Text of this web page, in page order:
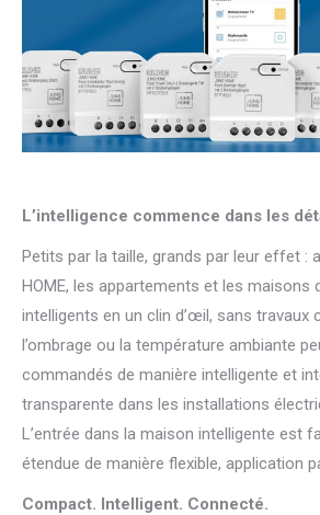
L’intelligence commence dans les
Petits par la taille, grands par leur effet :
HOME, les appartements et les maisons
intelligents en un clin d’œil, sans travaux
l’ombrage ou la température ambiante
commandés de manière intelligente et
transparente dans les installations
L’entrée dans la maison intelligente est
étendue de manière flexible, application
Compact. Intelligent. Connecté.